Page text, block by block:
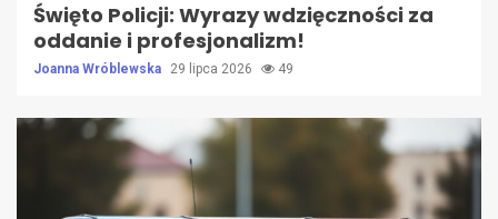
Święto Policji: Wyrazy wdzięczności za
oddanie i profesjonalizm!
Joanna Wróblewska 29 lipca 2026 49